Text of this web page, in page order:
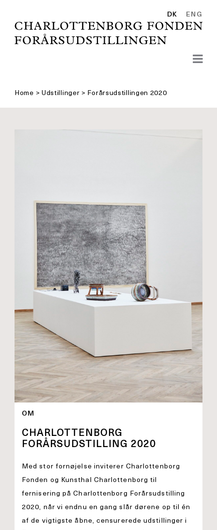
content
DK ENG
Home > Udstillinger > Forårsudstillingen 2020
OM
CHARLOTTENBORG
FORÅRSUDSTILLING 2020
Med stor fornøjelse inviterer Charlottenborg
Fonden og Kunsthal Charlottenborg til
fernisering på Charlottenborg Forårsudstilling
2020, når vi endnu en gang slår dørene op til én
af de vigtigste åbne, censurerede udstillinger i